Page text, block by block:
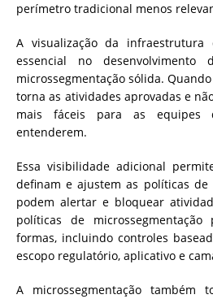
perímetro tradicional menos
A visualização da infraestrutura
essencial no
microssegmentação sólida.
torna as atividades aprovadas e
mais fáceis para as equipes
entenderem.
Essa visibilidade adicional
definam e ajustem as políticas de
podem alertar e bloquear
políticas de
formas, incluindo controles
escopo regulatório, aplicativo e
A microssegmentação também